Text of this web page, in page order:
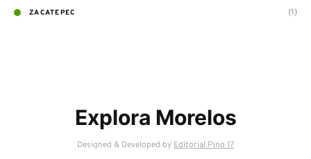
ZACATEPEC (1)
Explora Morelos
Designed & Developed byEditorial Pino 17